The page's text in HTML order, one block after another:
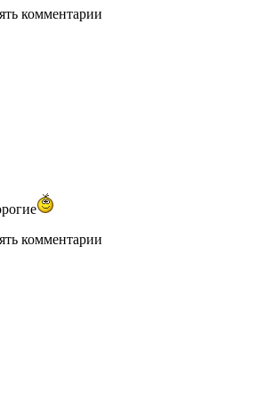
комментарии
комментарии